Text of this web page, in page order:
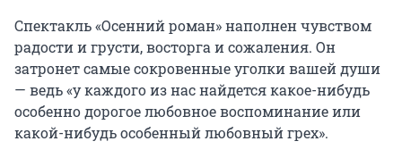
Спектакль «Осенний роман» наполнен чувством
радости и грусти, восторга и сожаления. Он
затронет самые сокровенные уголки вашей души
— ведь «у каждого из нас найдется какое-нибудь
особенно дорогое любовное воспоминание или
какой-нибудь особенный любовный грех».